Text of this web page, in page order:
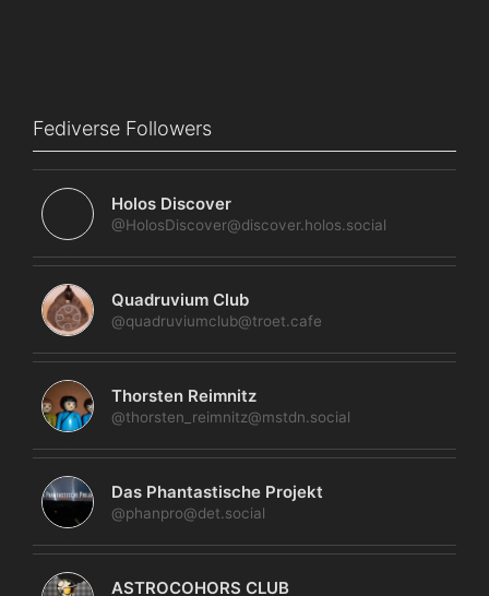
Fediverse Followers
Holos Discover
@HolosDiscover@discover.holos.social
Quadruvium Club
@quadruviumclub@troet.cafe
Thorsten Reimnitz
@thorsten_reimnitz@mstdn.social
Das Phantastische Projekt
@phanpro@det.social
ASTROCOHORS CLUB